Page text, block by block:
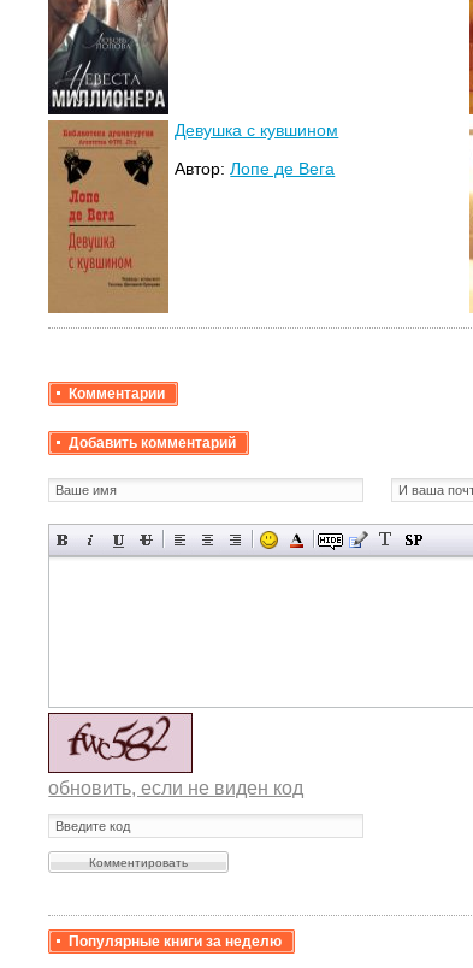
Девушка с кувшином
Автор:Лопе де Вега
Комментарии
Добавить комментарий
обновить, если не виден код
Популярные книги за неделю